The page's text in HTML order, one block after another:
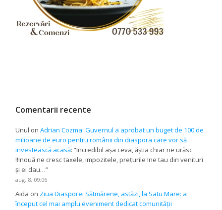
Comentarii recente
Unul onAdrian Cozma: Guvernul a aprobat un buget de 100 de
milioane de euro pentru românii din diaspora care vor să
investească acasă: “Incredibil așa ceva, ăștia chiar ne urăsc
!!!nouă ne cresc taxele, impozitele, prețurile !ne tau din venituri
și ei dau…”
aug. 8, 09:06
Aida on Ziua Diasporei Sătmărene, astăzi, la Satu Mare: a
început cel mai amplu eveniment dedicat comunității